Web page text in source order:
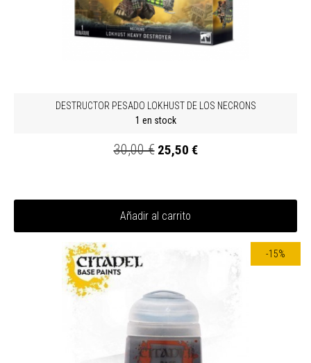
DESTRUCTOR PESADO LOKHUST DE LOS NECRONS
1 en stock
30,00 € 25,50 €
Añadir al carrito
-15%